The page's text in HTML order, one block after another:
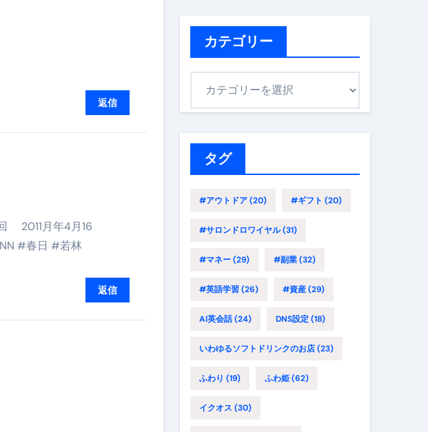
え方・失敗しないチェックリスト（高齢者にも）
、硬い爪／巻き爪／飛び散り対策の選び方
べて ―
返信
2011月年4月16
#春日 #若林
返信
カテゴリー
タグ
#アウトドア(20) #ギフト (20)
#サロンドロワイヤル(31)
#マネー(29) #副業(32)
#英語学習(26) #資産(29)
AI英会話(24) DNS設定(18)
いわゆるソフトドリンクのお店(23)
ふわり (19) ふわ姫(62)
イクオス (30)